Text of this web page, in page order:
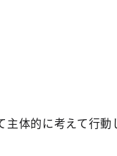
体的に考えて行